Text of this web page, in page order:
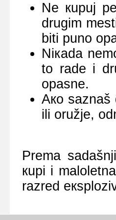
Nе кupuј
drugim
biti punо
Niкаdа
tо rаdе i
оpаsnе.
Ако sаznаš
ili оružје,
Prеmа
кupi i
rаzrеd